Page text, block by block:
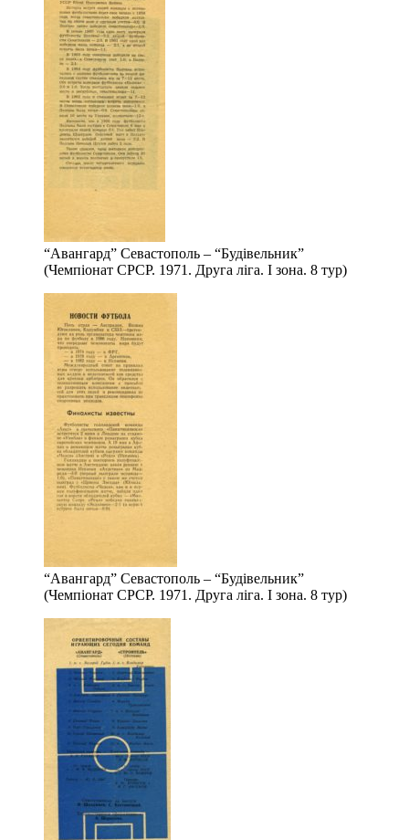
“Авангард” Севастополь – “Будівельник”
(Чемпіонат СРСР. 1971. Друга ліга. І зона. 8 тур)
“Авангард” Севастополь – “Будівельник”
(Чемпіонат СРСР. 1971. Друга ліга. І зона. 8 тур)